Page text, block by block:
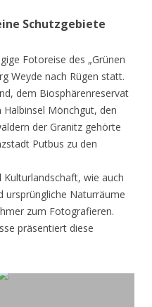
Schutzgebiete
Fotoreise des „Grünen
Weyde nach Rügen statt.
dem Biosphärenreservat
Mönchgut, den
der Granitz gehörte
Putbus zu den
wie auch
ursprüngliche Naturräume
zum Fotografieren.
präsentiert diese